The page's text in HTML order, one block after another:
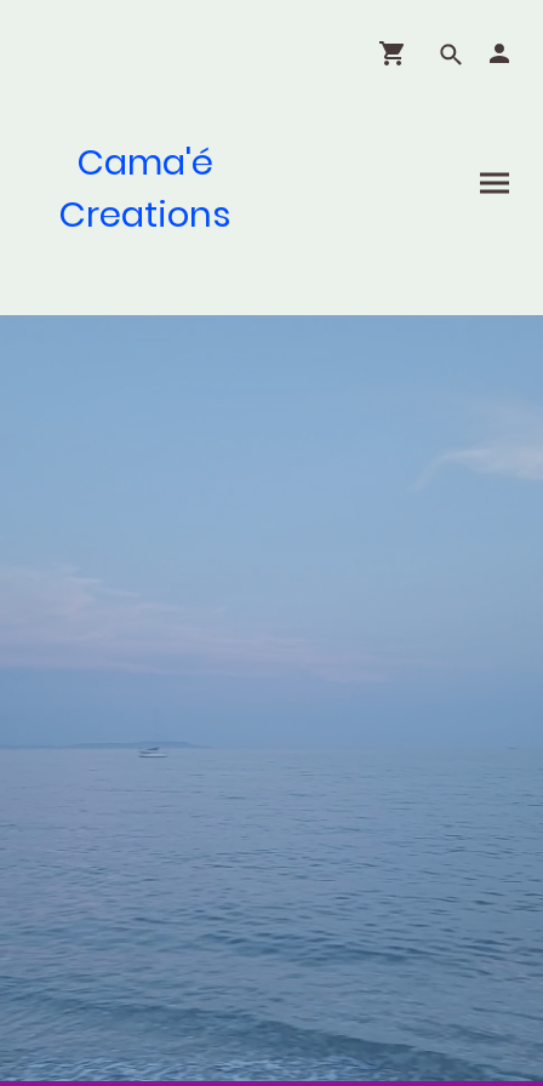
Cama'é
Creations